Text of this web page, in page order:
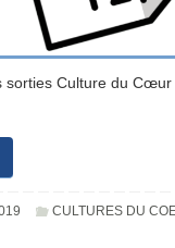
sorties Culture du
CULTURES DU